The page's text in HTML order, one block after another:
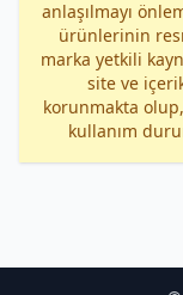
anlaşılmayı
ürünlerinin
marka yetkili
site ve
korunmakta
kullanım